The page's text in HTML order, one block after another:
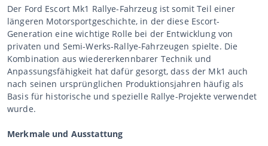
Der Ford Escort Mk1 Rallye-Fahrzeug ist somit Teil einer
längeren Motorsportgeschichte, in der diese Escort-
Generation eine wichtige Rolle bei der Entwicklung von
privaten und Semi-Werks-Rallye-Fahrzeugen spielte. Die
Kombination aus wiedererkennbarer Technik und
Anpassungsfähigkeit hat dafür gesorgt, dass der Mk1 auch
nach seinen ursprünglichen Produktionsjahren häufig als
Basis für historische und spezielle Rallye-Projekte verwendet
wurde.
Merkmale und Ausstattung